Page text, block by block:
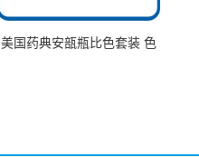
美国药典安瓿瓶比色套装 色